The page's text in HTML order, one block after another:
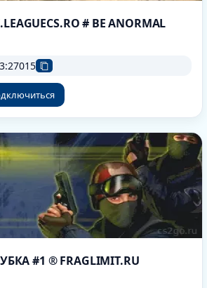
# BE ANORMAL
#1 ® FRAGLIMIT.RU